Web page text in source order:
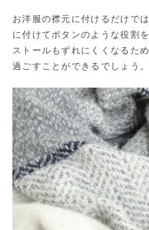
お洋服の襟元に付けるだけで
に付けてボタンのような役割
ストールもずれにくくなるた
過ごすことができるでしょう。